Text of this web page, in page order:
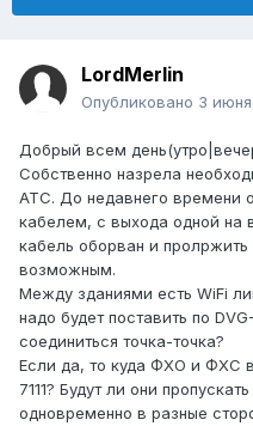
LordMerlin
Опубликовано 3
Добрый всем
Собственно назрела
АТС. До недавнего времени
кабелем, с выхода одной на
кабель оборван и пролржить
возможным.
Между зданиями есть WiFi
надо будет поставить по
соединиться точка-точка?
Если да, то куда ФХО и ФХС
7111? Будут ли они
одновременно в разные